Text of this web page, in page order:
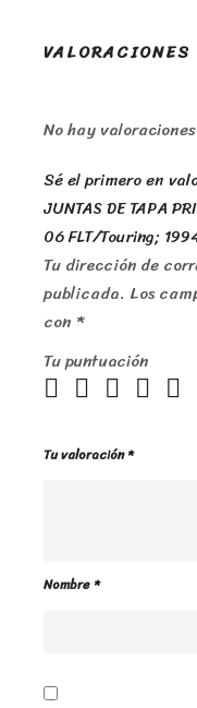
VALORACIONES
No hay
Sé el primero en
JUNTAS DE TAPA
06 FLT/Touring;
Tu dirección de
publicada. Los
con *
Tu puntuación
Tu valoración*
Nombre*